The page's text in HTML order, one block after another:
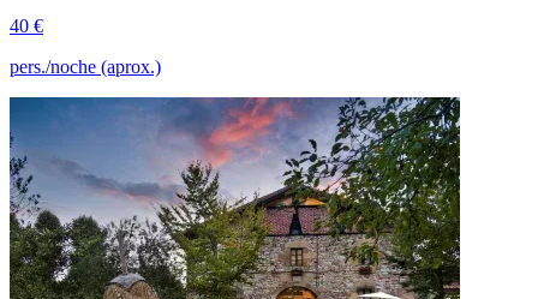
40 €
pers./noche (aprox.)